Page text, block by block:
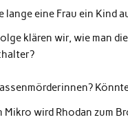
lange eine Frau ein Kind
klären wir, wie man
Mikro wird Rhodan zum